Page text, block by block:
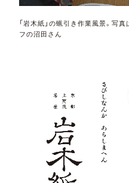
「岩木紙」の蝋引き作業風景。写
フの沼田さん